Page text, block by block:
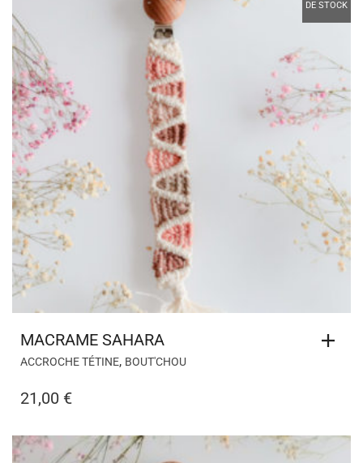
DE STOCK
MACRAME SAHARA
ACCROCHE TÉTINE, BOUT'CHOU
21,00 €